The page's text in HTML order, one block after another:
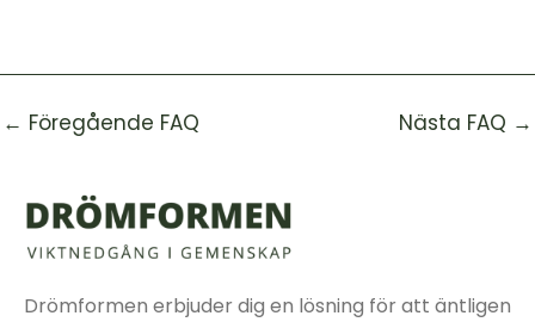
← Föregående FAQ Nästa FAQ →
Drömformen erbjuder dig en lösning för att äntligen